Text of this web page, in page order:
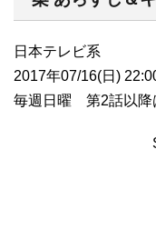
日本テレビ系
2017年07/16(日)
毎週日曜 第2話以降